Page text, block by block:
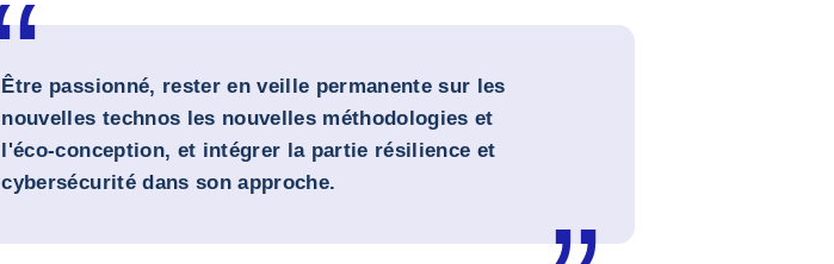
Être passionné, rester en veille permanente sur les
nouvelles technos les nouvelles méthodologies et
l'éco-conception, et intégrer la partie résilience et
cybersécurité dans son approche.